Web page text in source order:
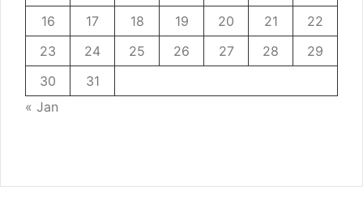
16
17 18 19 20 21
22
23
24 25 26 27 28
29
30
31
« Jan